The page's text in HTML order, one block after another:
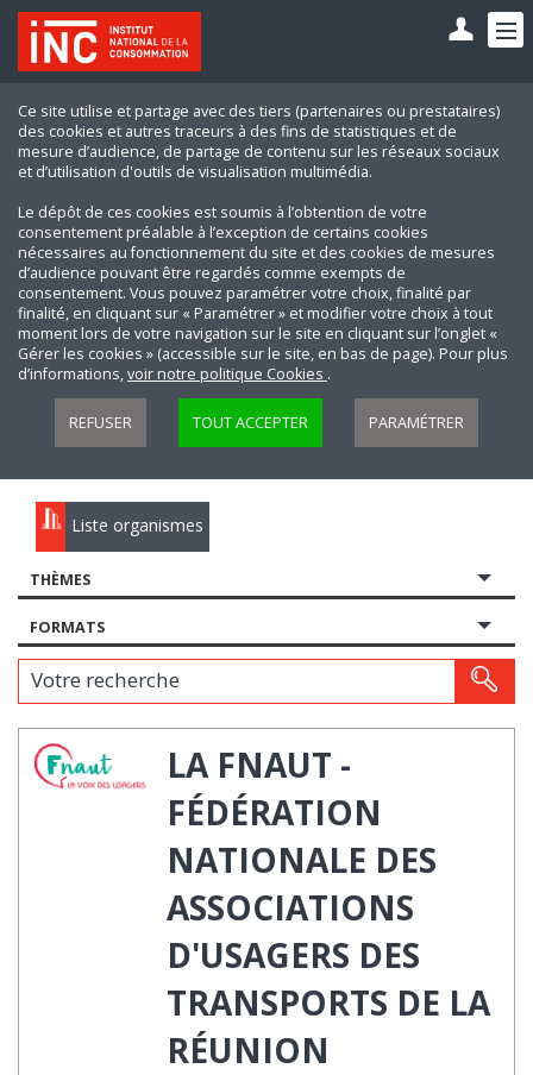
Ce site utilise et partage avec des tiers (partenaires ou prestataires)
des cookies et autres traceurs à des fins de statistiques et de
mesure d’audience, de partage de contenu sur les réseaux sociaux
et d’utilisation d'outils de visualisation multimédia.
Le dépôt de ces cookies est soumis à l’obtention de votre
consentement préalable à l’exception de certains cookies
nécessaires au fonctionnement du site et des cookies de mesures
d’audience pouvant être regardés comme exempts de
consentement. Vous pouvez paramétrer votre choix, finalité par
finalité, en cliquant sur « Paramétrer » et modifier votre choix à tout
moment lors de votre navigation sur le site en cliquant sur l’onglet «
Gérer les cookies » (accessible sur le site, en bas de page). Pour plus
d’informations,voir notre politique Cookies .
REFUSER TOUT ACCEPTER PARAMÉTRER
Liste organismes
THÈMES
FORMATS
Votre recherche
LA FNAUT -
FÉDÉRATION
NATIONALE DES
ASSOCIATIONS
D'USAGERS DES
TRANSPORTS DE LA
RÉUNION